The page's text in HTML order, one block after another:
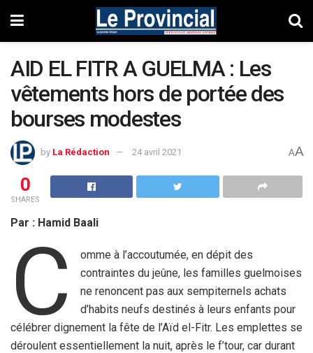
AID EL FITR A GUELMA : Les
vêtements hors de portée des
bourses modestes
by La Rédaction 24 avril 2021 AA
0
SHARES
Par : Hamid Baali
C
omme à l’accoutumée, en dépit des
contraintes du jeûne, les familles guelmoises
ne renoncent pas aux sempiternels achats
d’habits neufs destinés à leurs enfants pour
célébrer dignement la fête de l’Aïd el-Fitr. Les emplettes se
déroulent essentiellement la nuit, après le f’tour, car durant